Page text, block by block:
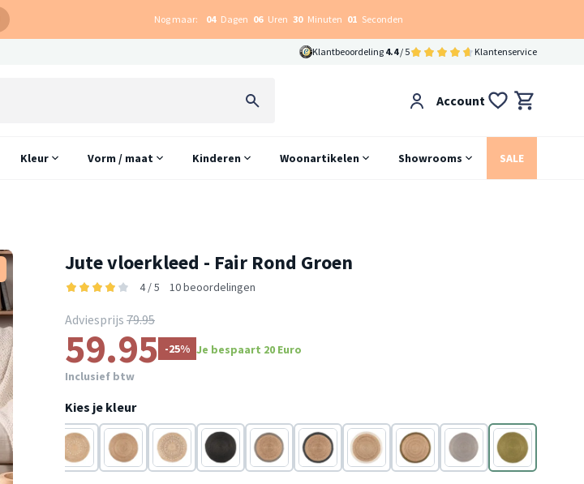
Nog maar: 04 Dagen 06 Uren 30 Minuten 00 Seconden
Klantbeoordeling 4.4/ 5 Klantenservice
Account
Kleur Vorm / maat Kinderen Woonartikelen Showrooms SALE
Jute vloerkleed - Fair Rond Groen
4 / 5 10 beoordelingen
Adviesprijs 79.95
59.95 -25% Je bespaart 20 Euro
Inclusief btw
Kies je kleur
Bruin Bruin Bruin Zwart Grijs Zwart Wit Groen Grijs
Groen